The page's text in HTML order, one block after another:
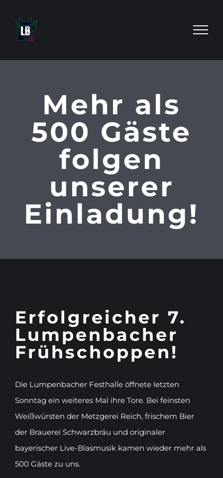
Inhalt
springen
Mehr als
500 Gäste
folgen
unserer
Einladung!
Erfolgreicher 7.
Lumpenbacher
Frühschoppen!
Die Lumpenbacher Festhalle öffnete letzten
Sonntag ein weiteres Mal ihre Tore. Bei feinsten
Weißwürsten der Metzgerei Reich, frischem Bier
der Brauerei Schwarzbräu und originaler
bayerischer Live-Blasmusik kamen wieder mehr als
500 Gäste zu uns.